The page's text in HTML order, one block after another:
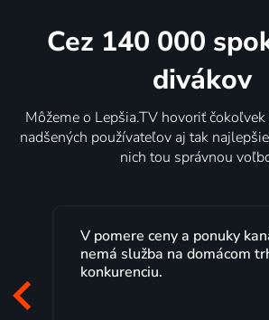
Cez 140 000
divákov
Môžeme o Lepšia.TV hovoriť
nadšených používateľov aj tak
nich tou správnou
V pomere ceny a ponuky
nemá služba na domácom
konkurenciu.